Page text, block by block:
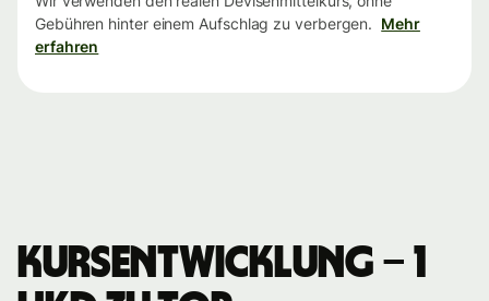
Gebühren hinter einem Aufschlag zu verbergen. Mehr
erfahren
Kursentwicklung – 1